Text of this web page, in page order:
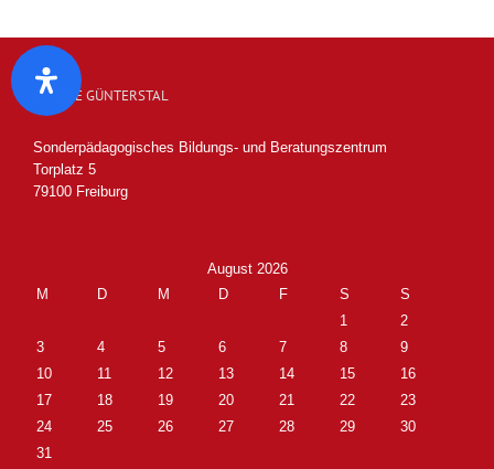
SCHULE GÜNTERSTAL
Sonderpädagogisches Bildungs- und Beratungszentrum
Torplatz 5
79100 Freiburg
August 2026
M
D M D F S
S
1
2
3
4 5 6 7 8
9
10
11 12 13 14 15
16
17
18 19 20 21 22
23
24
25 26 27 28 29
30
31